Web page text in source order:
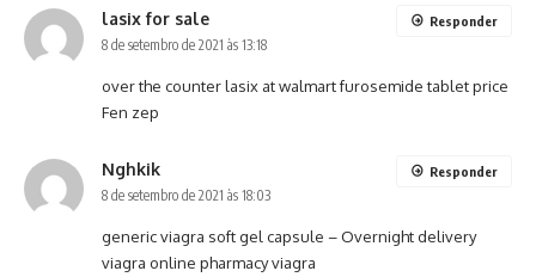
lasix for sale
8 de setembro de 2021 às 13:18
over the counter lasix at walmartfurosemide tablet price
Fen zep
Responder
Nghkik
8 de setembro de 2021 às 18:03
generic viagra soft gel capsule –Overnight delivery
viagra online pharmacy viagra
Responder